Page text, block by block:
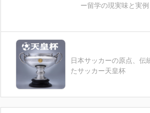
ー留学の現実味と実例
日本サッカーの原点、伝
たサッカー天皇杯